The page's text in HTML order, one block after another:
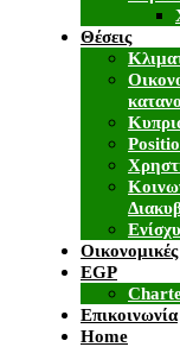
Θέσεις
EGP
Επικοινωνία
Home